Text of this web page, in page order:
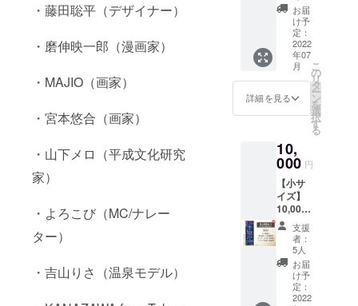
・藤田聡平（デザイナー）
・磨伸映一郎（漫画家）
・MAJIO（画家）
・宮本悠合（画家）
・山下メロ（平成文化研究
家）
・よろこび（MC/ナレー
ター）
・吉山りさ（温泉モデル）
させて
いただ
きま
す。 ・
千社札
は支援
の御礼
となり
りによ
る返
品・返
金など
には応
じられ
ません
のでご
了承く
ださ
い。
字につ
いては
制作で
きませ
ん。 ・
廊下へ
の貼付
の為、
材、ロ
ケなど
で映り
込む場
合があ
りま
す。勝
手なが
らご支
援＝ご
許諾と
させて
いただ
ギフト
などで
ご本人
と別の
名入れ
をする
場合
は、事
由を備
考欄に
下さ
い。 ・
公序良
俗に反
する文
字につ
いては
制作で
きませ
ん。 ・
廊下へ
の貼付
の為、
い。 ・
個人名
だけで
なく連
名、会
社名、
団体名
も可能
です。
ただ
人とは
無関係
な著名
人や著
作権に
かかる
名前は
不可と
させて
いただ
きま
す。 ・
ギフト
ますの
で、お
間違え
の無い
よう
メール
アドレ
ス、お
電話番
入力く
ださ
い。 ・
個人名
だけで
なく連
名、会
社名、
団体名
も可能
です。
ただ
し、本
通じて
のご縁
です。
※ご注意
事項 ・
名入れ
ザイン
のやり
いたし
ますの
で、お
間違え
の無い
よう
メール
アドレ
ス、お
電話番
号をご
入力く
ださ
製作前
にデー
タで確
認して
いただ
きま
- デザイ
ナー：
画家。
「氷室
の天地
Fate/sc
hool
life」を
連載
中。大
人気
Fateの4
コマ世
界線。8
必ず
【備考
欄】に
名入れ
文字を
指定し
さい
※※※※※※
※※※※※
名入れ
は肩書
をいれ
たり連
名にす
ること
も可能
です。
製作前
にデー
タで確
はでき
ませ
ん） 名
前入り
札大・
中・小
を各4枚
ご住所
中・小
を各1枚
をご住
所に送
付
※※※※※※
※※※※※※
※※※※※※
※※※※※
必ず
【備考
欄】に
名入れ
に見立
てたデ
ザイ
ン。
『ご支
援御
礼』 オ
リジナ
作 金具
屋に1年
間貼付
貼付場
所：金
具屋1階
廊下
（場所
の指定
はでき
ませ
ん） 名
前入り
obiの
灯】小
サイズ
貼付 貼
付札寸
法：約
幅
40mm
縦
110mm
金具屋
廊下に
ならぶ
優しい
あかり
の提灯
をデザ
イン。
みなさ
んの
日々が
喜びで
溢れま
お届
け予
定：
2022
年07
月
詳細を見る
こ
の
リ
タ
ー
ン
を
選
択
す
る
10,
000 円
【小サ
イズ】
10,000
円 千社
札【君
と愛愛
傘】小
サイズ
貼付 貼
付札寸
支援
者：
5人
お届
け予
定：
2022